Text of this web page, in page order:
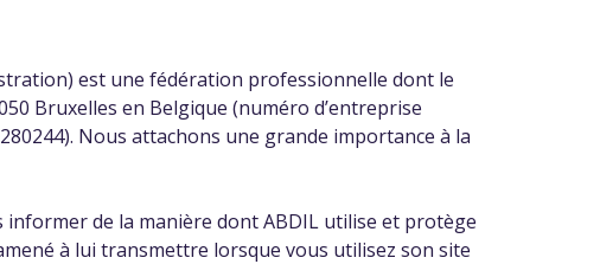
est une fédération professionnelle dont le
Bruxelles en Belgique (numéro d’entreprise
Nous attachons une grande importance à la
de la manière dont ABDIL utilise et protège
à lui transmettre lorsque vous utilisez son site